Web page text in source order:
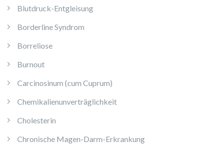
Blutdruck-Entgleisung
Borderline Syndrom
Borreliose
Burnout
Carcinosinum (cum Cuprum)
Chemikalienunverträglichkeit
Cholesterin
Chronische Magen-Darm-Erkrankung